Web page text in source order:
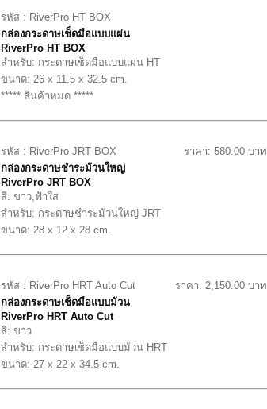
รหัส : RiverPro HT BOX
กล่องกระดาษเช็ดมือแบบแผ่น
RiverPro HT BOX
สำหรับ: กระดาษเช็ดมือแบบแผ่น HT
ขนาด: 26 x 11.5 x 32.5 cm.
***** สินค้าหมด *****
รหัส : RiverPro JRT BOX
กล่องกระดาษชำระม้วนใหญ่
RiverPro JRT BOX
สี: ขาว,ฟ้าใส
สำหรับ: กระดาษชำระม้วนใหญ่ JRT
ขนาด: 28 x 12 x 28 cm.
ราคา: 580.00 บาท
รหัส : RiverPro HRT Auto Cut
กล่องกระดาษเช็ดมือแบบม้วน
RiverPro HRT Auto Cut
สี: ขาว
สำหรับ: กระดาษเช็ดมือแบบม้วน HRT
ขนาด: 27 x 22 x 34.5 cm.
ราคา: 2,150.00 บาท